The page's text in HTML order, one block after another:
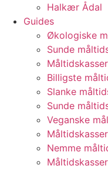
Halkær Ådal
Guides
Økologiske
Sunde
Billigste
Slanke
Sunde
Veganske
Nemme